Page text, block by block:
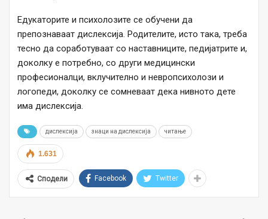
Едукаторите и психолозите се обучени да
препознаваат дислексија. Родителите, исто така, треба
тесно да соработуваат со наставниците, педијатрите и,
доколку е потребно, со други медицински
професионалци, вклучително и невропсихолози и
логопеди, доколку се сомневаат дека нивното дете
има дислексија.
дислексија знаци на дислексија читање
1.631
Сподели Facebook Twitter